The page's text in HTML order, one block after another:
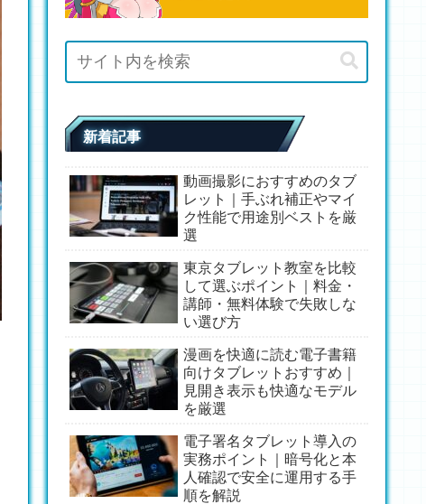
新着記事
動画撮影におすすめのタブ
レット｜手ぶれ補正やマイ
ク性能で用途別ベストを厳
選
東京タブレット教室を比較
して選ぶポイント｜料金・
講師・無料体験で失敗しな
い選び方
漫画を快適に読む電子書籍
向けタブレットおすすめ｜
見開き表示も快適なモデル
を厳選
電子署名タブレット導入の
実務ポイント｜暗号化と本
人確認で安全に運用する手
順を解説